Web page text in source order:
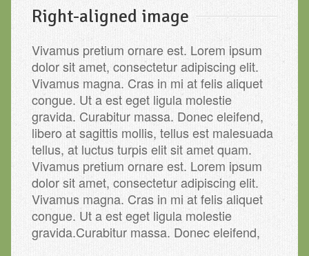
Right-aligned image
Vivamus pretium ornare est. Lorem ipsum
dolor sit amet, consectetur adipiscing elit.
Vivamus magna. Cras in mi at felis aliquet
congue. Ut a est eget ligula molestie
gravida. Curabitur massa. Donec eleifend,
libero at sagittis mollis, tellus est malesuada
tellus, at luctus turpis elit sit amet quam.
Vivamus pretium ornare est. Lorem ipsum
dolor sit amet, consectetur adipiscing elit.
Vivamus magna. Cras in mi at felis aliquet
congue. Ut a est eget ligula molestie
gravida.Curabitur massa. Donec eleifend,